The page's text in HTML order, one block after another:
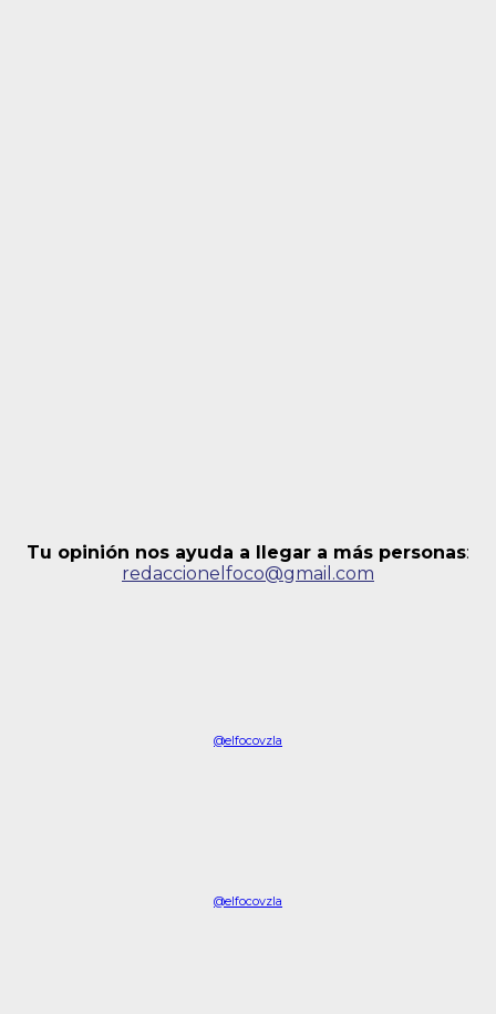
Tu opinión nos ayuda a llegar a más personas:
redaccionelfoco@gmail.com
@elfocovzla
@elfocovzla